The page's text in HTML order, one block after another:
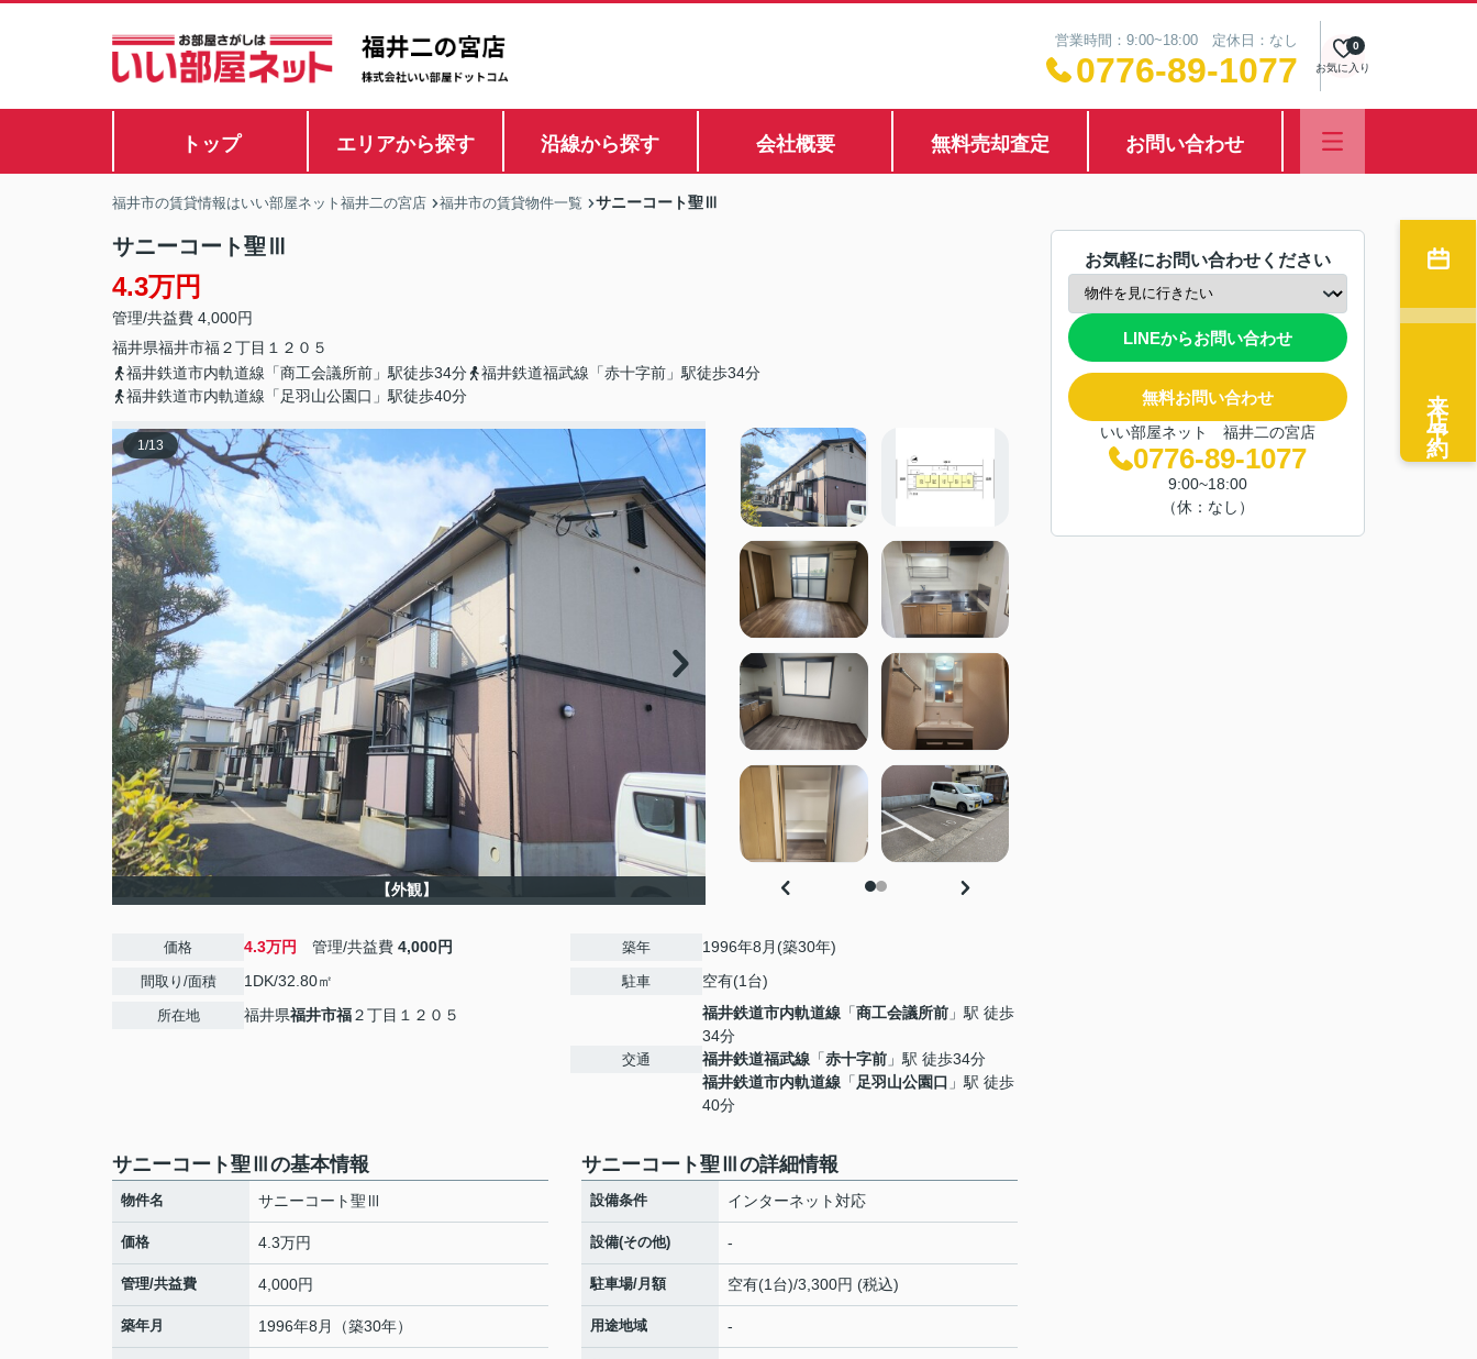
営業時間：9:00~18:00 定休日：なし
0776-89-1077 お気に入り
0
トップ エリアから探す 沿線から探す 会社概要 無料売却査定 お問い合わせ
福井市の賃貸情報はいい部屋ネット福井二の宮店 福井市の賃貸物件一覧 サニーコート聖Ⅲ
サニーコート聖Ⅲ
4.3万円
管理/共益費 4,000円
福井県福井市福２丁目１２０５
福井鉄道市内軌道線「商工会議所前」駅徒歩34分
福井鉄道福武線「赤十字前」駅徒歩34分
福井鉄道市内軌道線「足羽山公園口」駅徒歩40分
1/13
【外観】
価格 4.3万円 管理/共益費 4,000円
間取り/面積 1DK/32.80㎡
所在地 福井県福井市福２丁目１２０５
築年 1996年8月(築30年)
駐車 空有(1台)
交通
福井鉄道市内軌道線 「商工会議所前 」駅 徒歩
34分
福井鉄道福武線 「赤十字前 」駅 徒歩34分
福井鉄道市内軌道線 「 足羽山公園口 」駅 徒歩
40分
サニーコート聖Ⅲの基本情報
物件名 サニーコート聖Ⅲ
価格 4.3万円
管理/共益費 4,000円
築年月 1996年8月（築30年）
サニーコート聖Ⅲの詳細情報
設備条件 インターネット対応
設備(その他) -
駐車場/月額 空有(1台)/3,300円 (税込)
用途地域 -
お気軽にお問い合わせください
LINEからお問い合わせ
無料お問い合わせ
いい部屋ネット 福井二の宮店
0776-89-1077
9:00~18:00
（休：なし）
来店予約